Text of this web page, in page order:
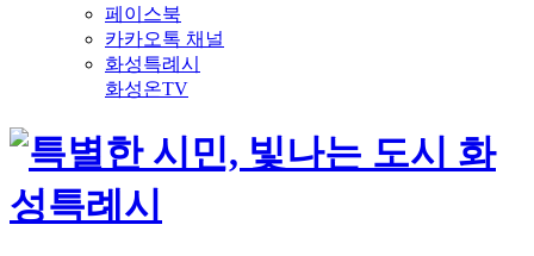
페이스북
카카오톡 채널
화성특례시
화성온TV